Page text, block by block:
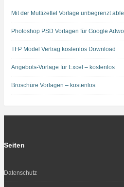
Mit der Muttizettel Vorlage unbegrenzt
Photoshop PSD Vorlagen für Google
TFP Model Vertrag kostenlos Download
Angebots-Vorlage für Excel – kostenlos
Broschüre Vorlagen – kostenlos
Seiten
Datenschutz